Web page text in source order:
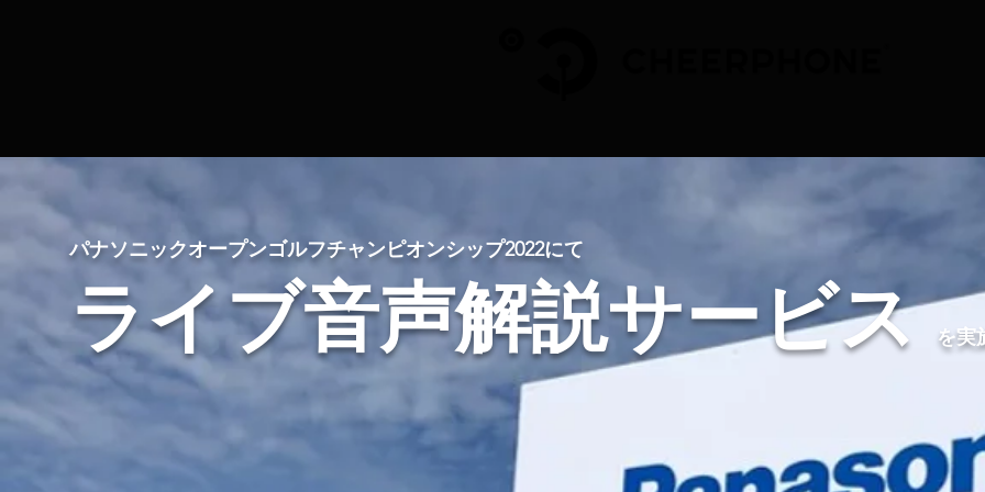
パナソニックオープンゴルフチャンピオンシップ2022にて
ライブ音声解説サービスを実